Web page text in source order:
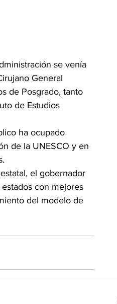
se venía
General
de Posgrado, tanto
de Estudios
ha ocupado
de la UNESCO y en
el gobernador
con mejores
del modelo de